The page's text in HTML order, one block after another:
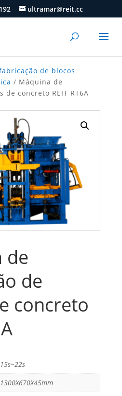
ultramar@reit.cc
de blocos
/ Máquina de
de concreto REIT RT6A
de
de
concreto
15s~22s
1300X670X45mm